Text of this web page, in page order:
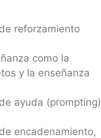
reforzamiento
como la
y la enseñanza
ayuda (prompting)
encadenamiento,